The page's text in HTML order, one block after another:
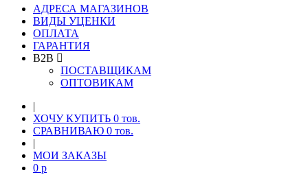
АДРЕСА МАГАЗИНОВ
ВИДЫ УЦЕНКИ
ОПЛАТА
ГАРАНТИЯ
B2B
ПОСТАВЩИКАМ
ОПТОВИКАМ
|
ХОЧУ КУПИТЬ 0 тов.
СРАВНИВАЮ 0 тов.
|
МОИ ЗАКАЗЫ
0 p